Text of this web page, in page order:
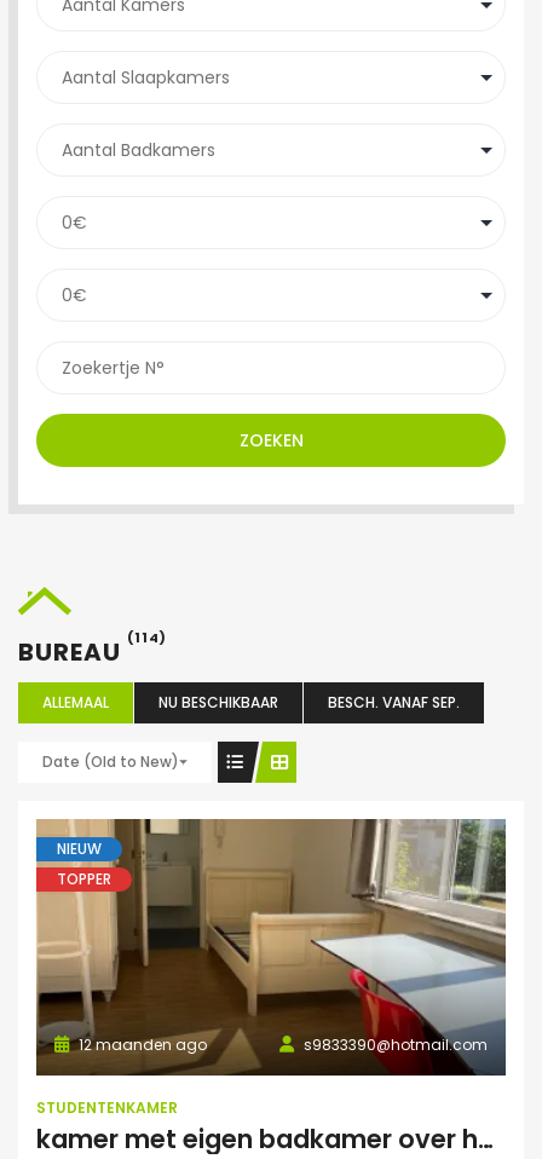
ZOEKEN
BUREAU (114)
ALLEMAAL NU BESCHIKBAAR BESCH. VANAF SEP.
Date (Old to New)
NIEUW
TOPPER
s9833390@hotmail.com
12 maanden ago
STUDENTENKAMER
kamer met eigen badkamer over het park